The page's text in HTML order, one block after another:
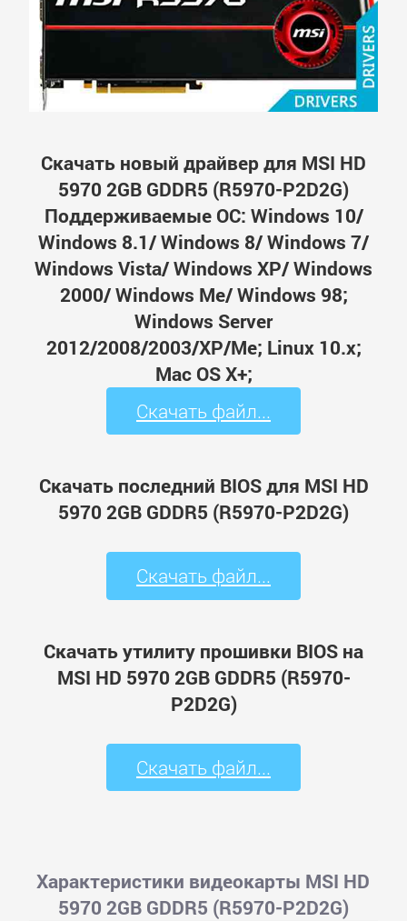
Скачать новый драйвер для MSI HD
5970 2GB GDDR5 (R5970-P2D2G)
Поддерживаемые ОС: Windows 10/
Windows 8.1/ Windows 8/ Windows 7/
Windows Vista/ Windows XP/ Windows
2000/ Windows Me/ Windows 98;
Windows Server
2012/2008/2003/XP/Me; Linux 10.x;
Mac OS X+;
Скачать файл...
Скачать последний BIOS для MSI HD
5970 2GB GDDR5 (R5970-P2D2G)
Скачать файл...
Скачать утилиту прошивки BIOS на
MSI HD 5970 2GB GDDR5 (R5970-
P2D2G)
Скачать файл...
Характеристики видеокарты MSI HD
5970 2GB GDDR5 (R5970-P2D2G)